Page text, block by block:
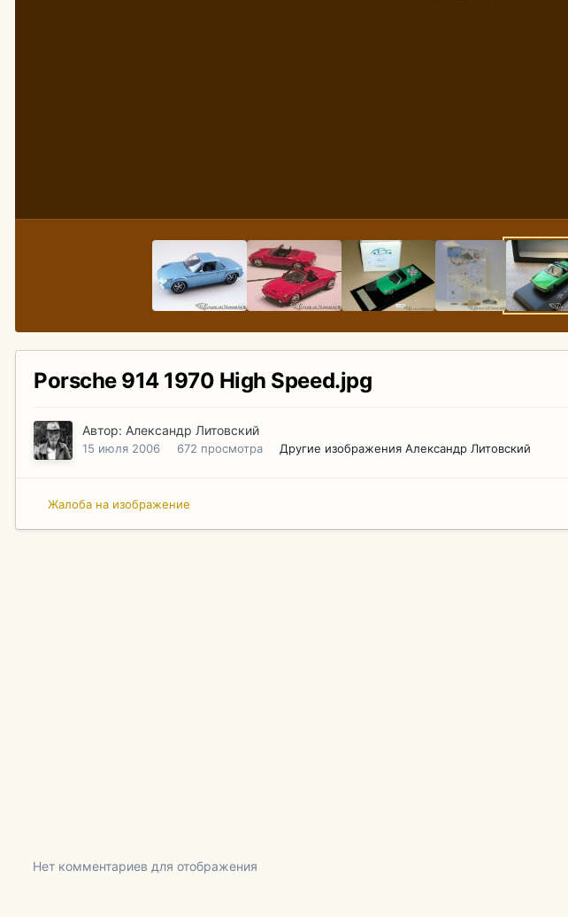
Porsche 914 1970 High Speed.jpg
Автор: Александр Литовский
15 июля 2006 672 просмотра Другие изображения Александр Литовский
Жалоба на изображение
Нет комментариев для отображения